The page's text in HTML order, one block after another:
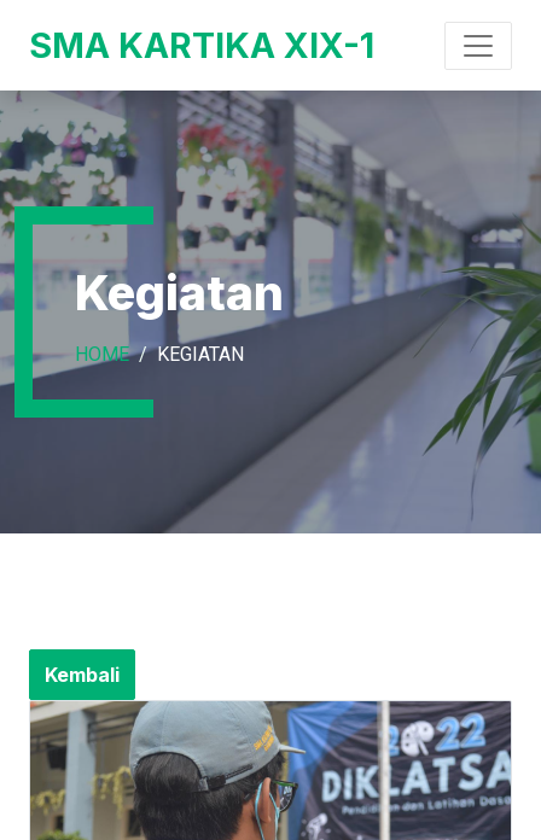
SMA KARTIKA XIX-1
Kegiatan
HOME KEGIATAN
Kembali